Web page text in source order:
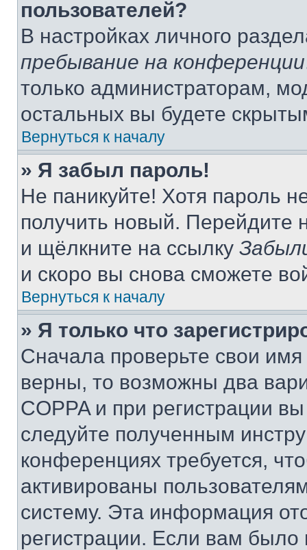
пользователей?
В настройках личного
пребывание на конференции
только администраторам,
остальных вы будете
Вернуться к началу
» Я забыл пароль!
Не паникуйте! Хотя пароль
получить новый. Перейдите
и щёлкните на ссылку
и скоро вы снова сможете
Вернуться к началу
» Я только что
Сначала проверьте свои
верны, то возможны два
COPPA и при регистрации
следуйте полученным
конференциях требуется,
активированы
систему. Эта информация
регистрации. Если вам